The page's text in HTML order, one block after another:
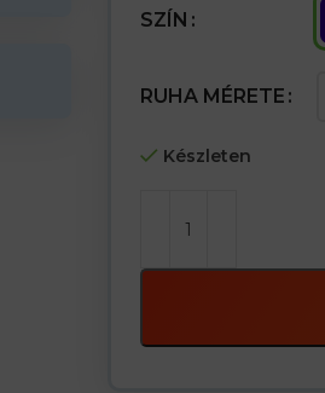
SZÍN
RUHA MÉRETE
Készleten